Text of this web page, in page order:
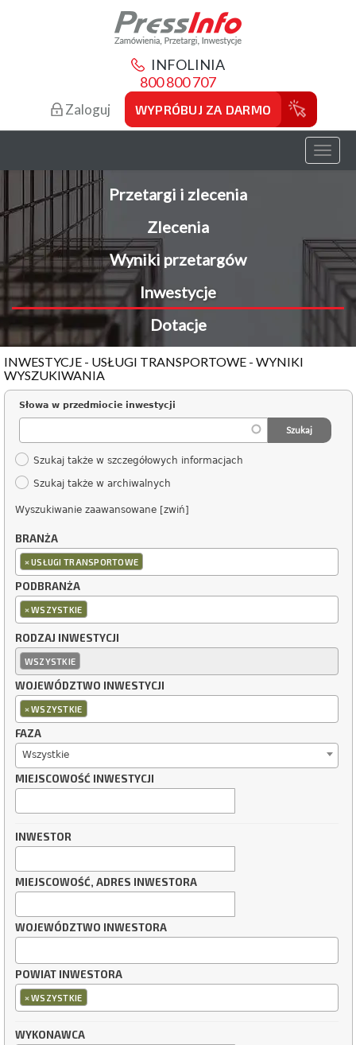
INFOLINIA
800 800 707
Zaloguj WYPRÓBUJ ZA DARMO
Toggle
Przetargi i zlecenia
Zlecenia
Wyniki przetargów
Inwestycje
Dotacje
INWESTYCJE - USŁUGI TRANSPORTOWE - WYNIKI
WYSZUKIWANIA
Słowa w przedmiocie inwestycji
Szukaj także w szczegółowych informacjach
Szukaj także w archiwalnych
Wyszukiwanie zaawansowane [zwiń]
BRANŻA
×USŁUGI TRANSPORTOWE
PODBRANŻA
×WSZYSTKIE
RODZAJ INWESTYCJI
WSZYSTKIE
WOJEWÓDZTWO INWESTYCJI
×WSZYSTKIE
FAZA
Wszystkie
MIEJSCOWOŚĆ INWESTYCJI
INWESTOR
MIEJSCOWOŚĆ, ADRES INWESTORA
WOJEWÓDZTWO INWESTORA
POWIAT INWESTORA
×WSZYSTKIE
WYKONAWCA